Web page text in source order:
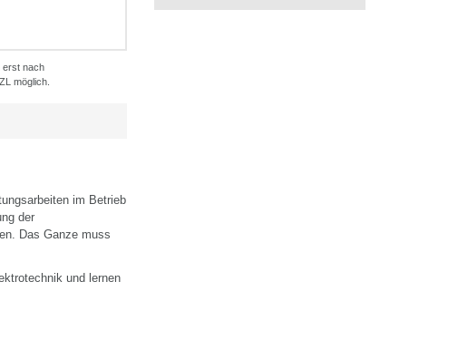
erst nach
möglich.
im Betrieb
der
Das Ganze muss
und lernen